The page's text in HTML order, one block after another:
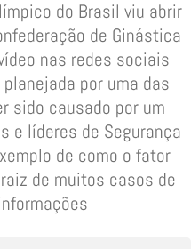
do Brasil viu abrir
de Ginástica
nas redes sociais
por uma das
sido causado por um
e líderes de Segurança
de como o fator
de muitos casos de